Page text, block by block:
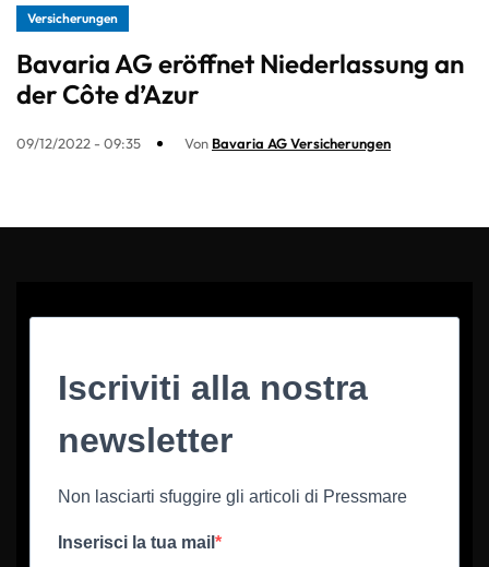
Versicherungen
Bavaria AG eröffnet Niederlassung an
der Côte d’Azur
09/12/2022 - 09:35 Von Bavaria AG Versicherungen
Iscriviti alla nostra
newsletter
Non lasciarti sfuggire gli articoli di Pressmare
Inserisci la tua mail